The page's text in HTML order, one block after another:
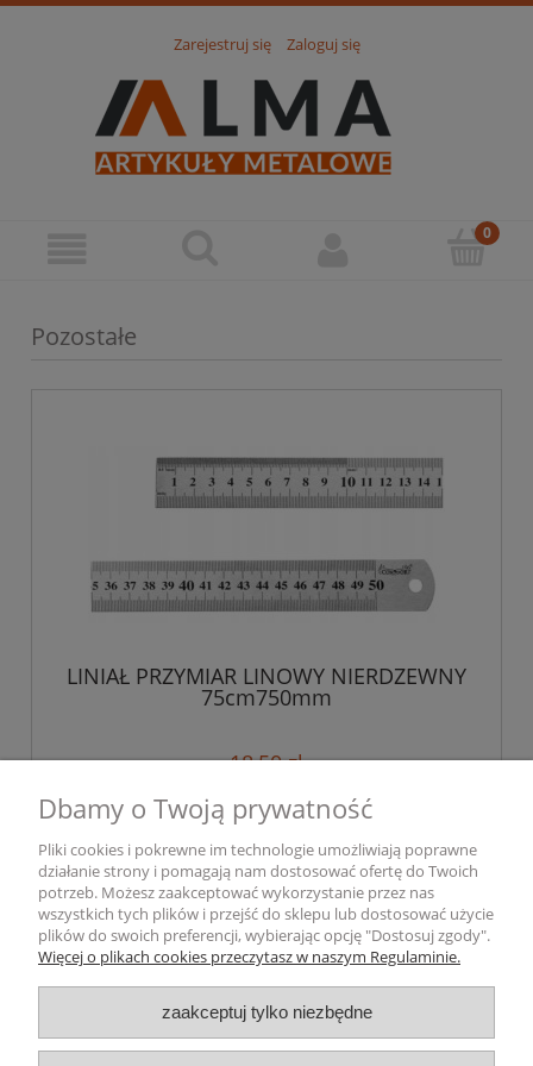
Zarejestruj się Zaloguj się
Pozostałe
LINIAŁ PRZYMIAR LINOWY NIERDZEWNY
75cm750mm
18,50 zł
do koszyka
Pomoc
Dostawa i płatność
Moje konto
Dbamy o Twoją prywatność
Pliki cookies i pokrewne im technologie umożliwiają poprawne
działanie strony i pomagają nam dostosować ofertę do Twoich
potrzeb. Możesz zaakceptować wykorzystanie przez nas
wszystkich tych plików i przejść do sklepu lub dostosować użycie
plików do swoich preferencji, wybierając opcję "Dostosuj zgody".
Więcej o plikach cookies przeczytasz w naszym Regulaminie.
zaakceptuj tylko niezbędne